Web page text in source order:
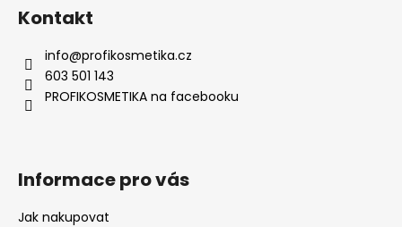
Kontakt
info@profikosmetika.cz
603 501 143
PROFIKOSMETIKA na facebooku
Informace pro vás
Jak nakupovat